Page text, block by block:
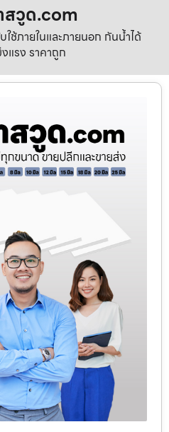
วูด.com
ช้ภายในและภายนอก กันน้ำได้
แรง ราคาถูก